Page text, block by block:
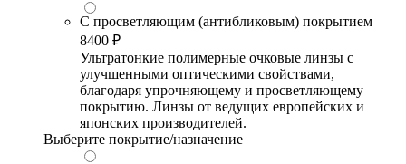
С просветляющим (антибликовым) покрытием
8400 ₽
Ультратонкие полимерные очковые линзы с
улучшенными оптическими свойствами,
благодаря упрочняющему и просветляющему
покрытию. Линзы от ведущих европейских и
японских производителей.
Выберите покрытие/назначение